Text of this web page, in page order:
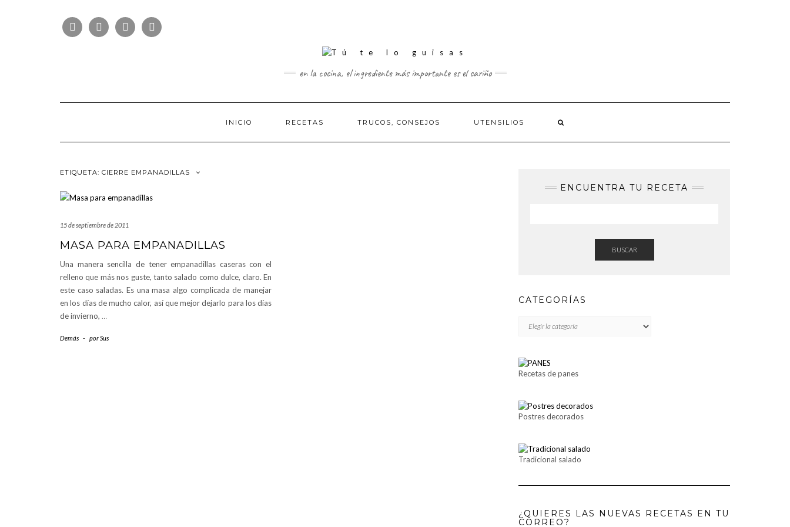
FOLLOW
US
FACEBOOKTWITTERPINTERESTINSTAGRAM
en la cocina, el ingrediente más importante es el cariño
INICIO RECETAS TRUCOS, CONSEJOS UTENSILIOS
ETIQUETA: CIERRE EMPANADILLAS
15 de septiembre de 2011
MASA PARA EMPANADILLAS
Una manera sencilla de tener empanadillas caseras con el
relleno que más nos guste, tanto salado como dulce, claro. En
este caso saladas. Es una masa algo complicada de manejar
en los días de mucho calor, así que mejor dejarlo para los días
de invierno, …
Demás - porSus
ENCUENTRA TU RECETA
BUSCAR
CATEGORÍAS
Recetas de panes
Postres decorados
Tradicional salado
¿QUIERES LAS NUEVAS RECETAS EN TU
CORREO?